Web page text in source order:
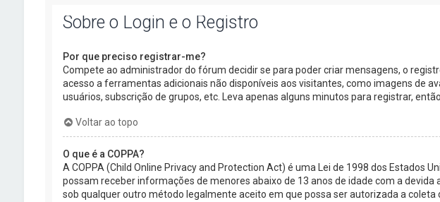
Sobre o Login e o Registro
Por que preciso registrar-me?
Compete ao administrador do fórum decidir se para poder criar mensagens, o
acesso a ferramentas adicionais não disponíveis aos visitantes, como imagens de
usuários, subscrição de grupos, etc. Leva apenas alguns minutos para registrar,
Voltar ao topo
O que é a COPPA?
A COPPA (Child Online Privacy and Protection Act) é uma Lei de 1998 dos Estados
possam receber informações de menores abaixo de 13 anos de idade com a devida
sob qualquer outro método legalmente aceito em que possa ser autorizada a coleta